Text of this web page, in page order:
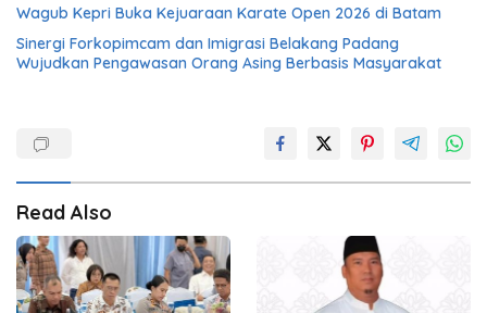
Wagub Kepri Buka Kejuaraan Karate Open 2026 di Batam
Sinergi Forkopimcam dan Imigrasi Belakang Padang
Wujudkan Pengawasan Orang Asing Berbasis Masyarakat
Read Also